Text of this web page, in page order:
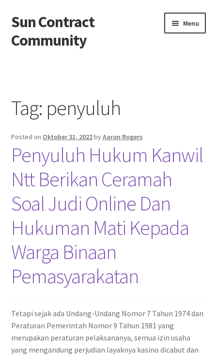
Skip
to
navigation
Skip
to
content
Sun Contract
Community
Menu
Contact us
Privacy Policy
Tag: penyuluh
Posted on Oktober 31, 2022byAaron Rogers
Penyuluh Hukum Kanwil
Ntt Berikan Ceramah
Soal Judi Online Dan
Hukuman Mati Kepada
Warga Binaan
Pemasyarakatan
Tetapi sejak ada Undang-Undang Nomor 7 Tahun 1974 dan
Peraturan Pemerintah Nomor 9 Tahun 1981 yang
merupakan peraturan pelaksananya, semua izin usaha
yang mengandung perjudian layaknya kasino dicabut dan